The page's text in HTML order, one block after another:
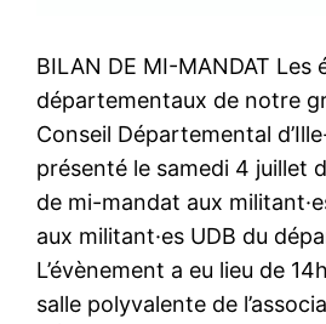
BILAN DE MI-MANDAT Les
départementaux de notre
Conseil Départemental
présenté le samedi 4 juillet
de mi-mandat aux
aux militant·es UDB du
L’évènement a eu lieu de
salle polyvalente de